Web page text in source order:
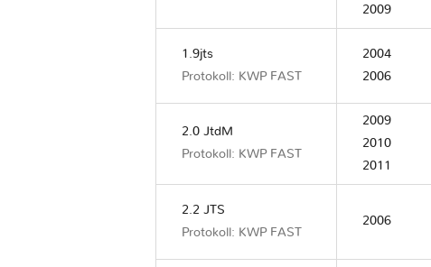
2009
1.9jts
Protokoll: KWP FAST
2004
2006
2.0 JtdM
Protokoll: KWP FAST
2009
2010
2011
2.2 JTS
Protokoll: KWP FAST
2006